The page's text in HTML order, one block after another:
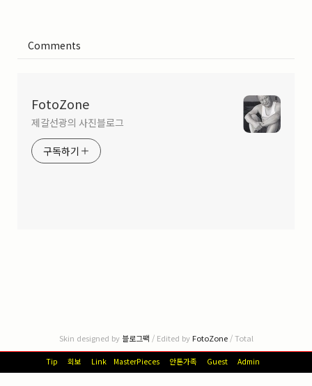
Comments
FotoZone
제갈선광의 사진블로그
구독하기
Skin designed by 블로그팩 / Edited by FotoZone/ Total
Tip 회보 Link MasterPieces 안톤가족 Guest Admin